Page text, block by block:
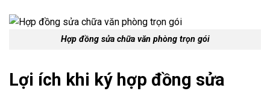
Hợp đồng sửa chữa văn phòng trọn gói
Lợi ích khi ký hợp đồng sửa